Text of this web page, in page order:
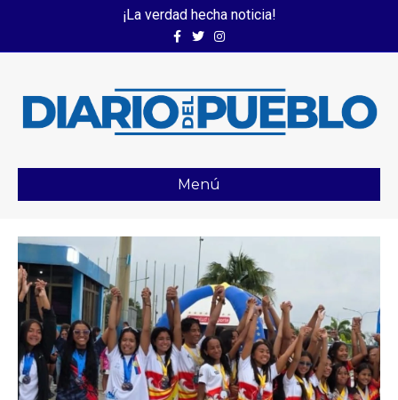
¡La verdad hecha noticia!
FacebookTwitterInstagram
Menú